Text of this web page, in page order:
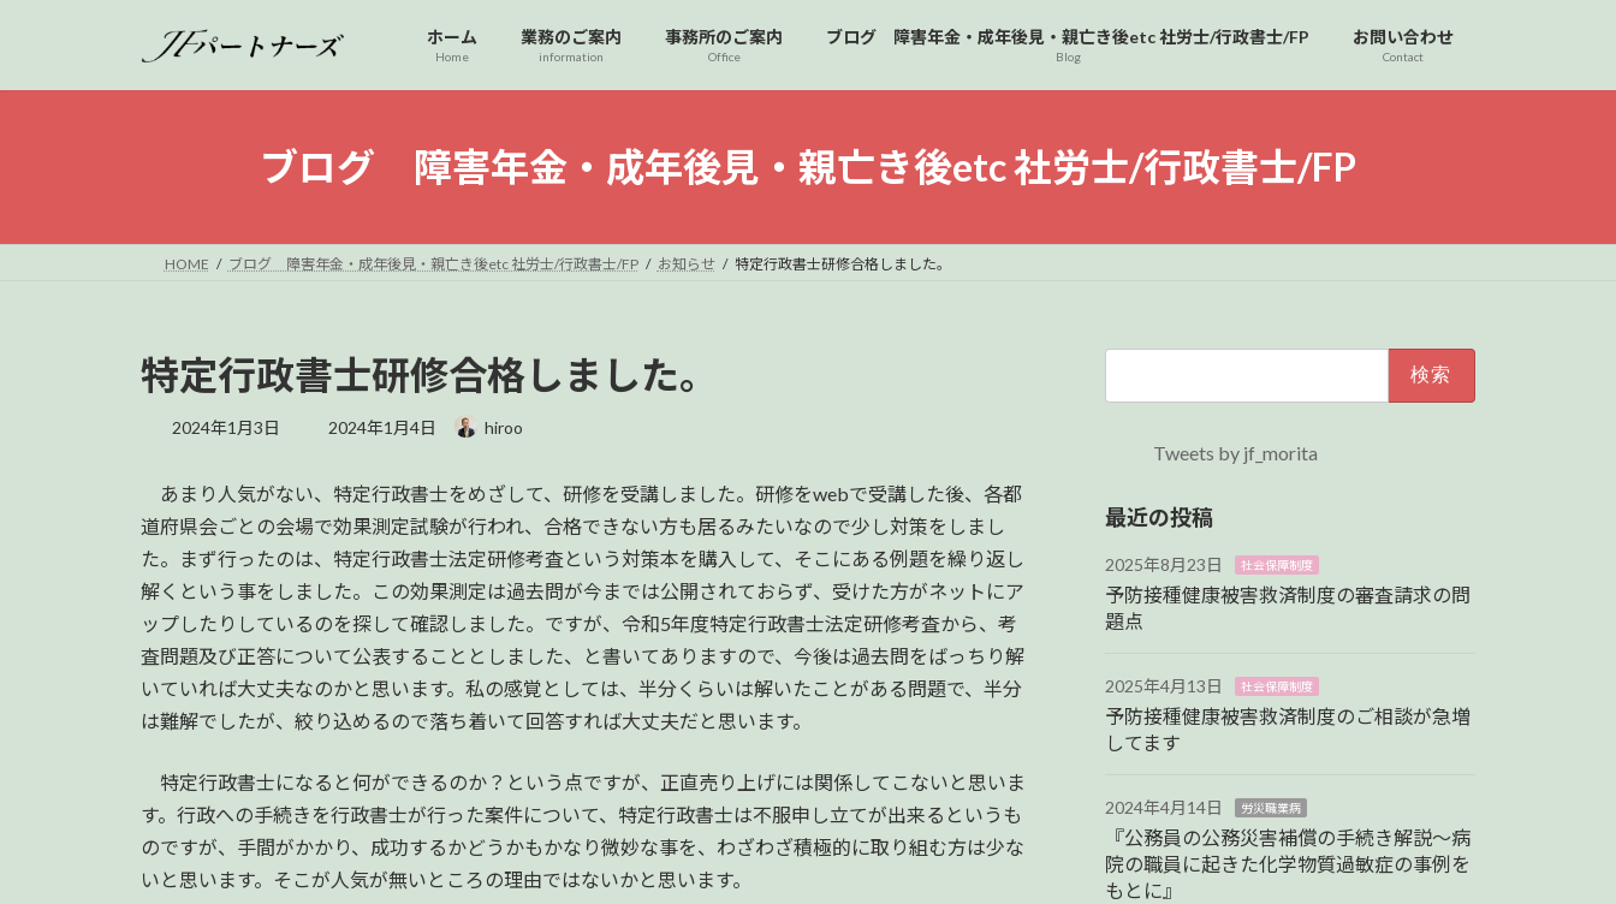
ッ
移
ホーム
Home
業務のご案内
information
事務所のご案内
Office
ブログ 障害年金・成年後見・親亡き後etc 社労士/行政書士/FP
Blog
お問い合わせ
Contact
ブログ 障害年金・成年後見・親亡き後etc 社労士/行政書士/FP
HOME ブログ 障害年金・成年後見・親亡き後etc 社労士/行政書士/FP お知らせ 特定行政書士研修合格しました。
特定行政書士研修合格しました。
2024年1月3日
最
新
日
2024年1月4日 hiroo
あまり人気がない、特定行政書士をめざして、研修を受講しました。研修をwebで受講した後、各都
道府県会ごとの会場で効果測定試験が行われ、合格できない方も居るみたいなので少し対策をしまし
た。まず行ったのは、特定行政書士法定研修考査という対策本を購入して、そこにある例題を繰り返し
解くという事をしました。この効果測定は過去問が今までは公開されておらず、受けた方がネットにア
ップしたりしているのを探して確認しました。ですが、令和5年度特定行政書士法定研修考査から、考
査問題及び正答について公表することとしました、と書いてありますので、今後は過去問をばっちり解
いていれば大丈夫なのかと思います。私の感覚としては、半分くらいは解いたことがある問題で、半分
は難解でしたが、絞り込めるので落ち着いて回答すれば大丈夫だと思います。
特定行政書士になると何ができるのか？という点ですが、正直売り上げには関係してこないと思いま
す。行政への手続きを行政書士が行った案件について、特定行政書士は不服申し立てが出来るというも
のですが、手間がかかり、成功するかどうかもかなり微妙な事を、わざわざ積極的に取り組む方は少な
いと思います。そこが人気が無いところの理由ではないかと思います。
Tweets by jf_morita
最近の投稿
2025年8月23日 社会保障制度
予防接種健康被害救済制度の審査請求の問
題点
2025年4月13日 社会保障制度
予防接種健康被害救済制度のご相談が急増
してます
2024年4月14日 労災職業病
『公務員の公務災害補償の手続き解説～病
院の職員に起きた化学物質過敏症の事例を
もとに』